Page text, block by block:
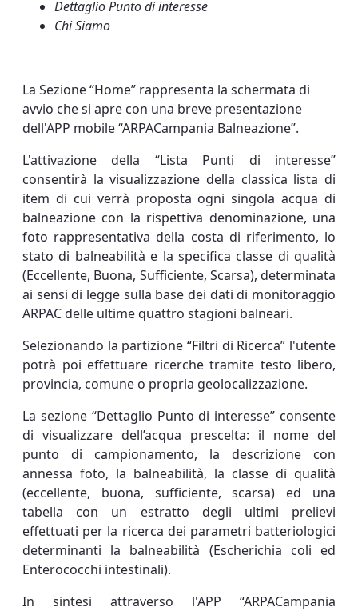
Dettaglio Punto di interesse
Chi Siamo
La Sezione “Home” rappresenta la schermata di
avvio che si apre con una breve presentazione
dell'APP mobile “ARPACampania Balneazione”.
L'attivazione della “Lista Punti di interesse”
consentirà la visualizzazione della classica lista di
item di cui verrà proposta ogni singola acqua di
balneazione con la rispettiva denominazione, una
foto rappresentativa della costa di riferimento, lo
stato di balneabilità e la specifica classe di qualità
(Eccellente, Buona, Sufficiente, Scarsa), determinata
ai sensi di legge sulla base dei dati di monitoraggio
ARPAC delle ultime quattro stagioni balneari.
Selezionando la partizione “Filtri di Ricerca” l'utente
potrà poi effettuare ricerche tramite testo libero,
provincia, comune o propria geolocalizzazione.
La sezione “Dettaglio Punto di interesse” consente
di visualizzare dell’acqua prescelta: il nome del
punto di campionamento, la descrizione con
annessa foto, la balneabilità, la classe di qualità
(eccellente, buona, sufficiente, scarsa) ed una
tabella con un estratto degli ultimi prelievi
effettuati per la ricerca dei parametri batteriologici
determinanti la balneabilità (Escherichia coli ed
Enterococchi intestinali).
In sintesi attraverso l'APP “ARPACampania